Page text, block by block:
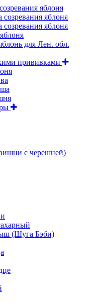
яблоня
созревания яблоня
созревания яблоня
для Лен. обл.
прививками
с черешней)
(Шуга Бэби)